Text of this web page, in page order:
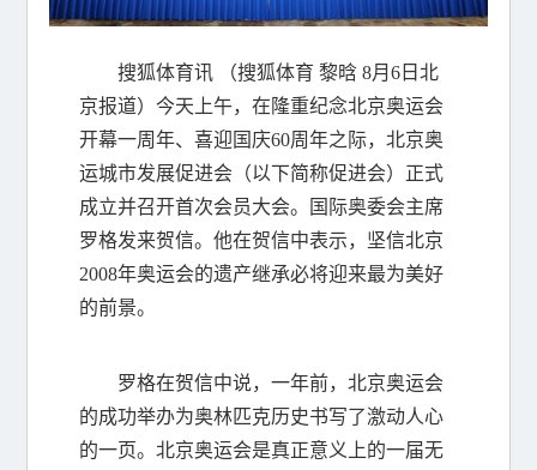
搜狐体育讯 （搜狐体育 黎晗 8月6日北
京报道）今天上午，在隆重纪念北京奥运会
开幕一周年、喜迎国庆60周年之际，北京奥
运城市发展促进会（以下简称促进会）正式
成立并召开首次会员大会。国际奥委会主席
罗格发来贺信。他在贺信中表示，坚信北京
2008年奥运会的遗产继承必将迎来最为美好
的前景。
罗格在贺信中说，一年前，北京奥运会
的成功举办为奥林匹克历史书写了激动人心
的一页。北京奥运会是真正意义上的一届无